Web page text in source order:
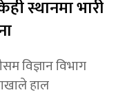
स्थानमा भारी
विज्ञान विभाग
हाल